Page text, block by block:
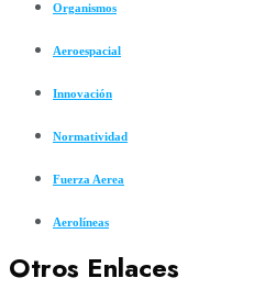
Organismos
Aeroespacial
Innovación
Normatividad
Fuerza Aerea
Aerolíneas
Otros Enlaces